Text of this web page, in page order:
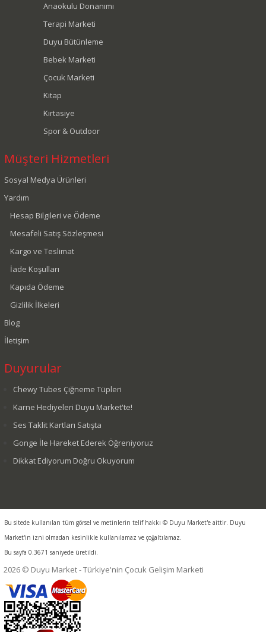
Anaokulu Donanımı
Terapi Marketi
Duyu Bütünleme
Bebek Marketi
Çocuk Marketi
Kitap
Kırtasiye
Spor & Outdoor
Müşteri Hizmetleri
Sosyal Medya Ürünleri
Yardım
Hesap Bilgileri ve Ödeme
Mesafeli Satış Sözleşmesi
Kargo ve Teslimat
İade Koşulları
Kapıda Ödeme
Gizlilik İlkeleri
Blog
İletişim
Duyurular
Chewy Tubes Çiğneme Tüpleri
Karne Hediyeleri Duyu Market'te!
Ses Taklit Kartları Satışta
Gonge İle Hareket Ederek Öğreniyoruz
Dikkat Ediyorum Doğru Okuyorum
Bu sitede kullanılan tüm görsel ve metinlerin telif hakkı © Duyu Market'e aittir. Duyu
Market'in izni olmadan kesinlikle kullanılamaz ve çoğaltılamaz.
Bu sayfa 0.3671 saniyede üretildi.
2026 © Duyu Market - Türkiye'nin Çocuk Gelişim Marketi